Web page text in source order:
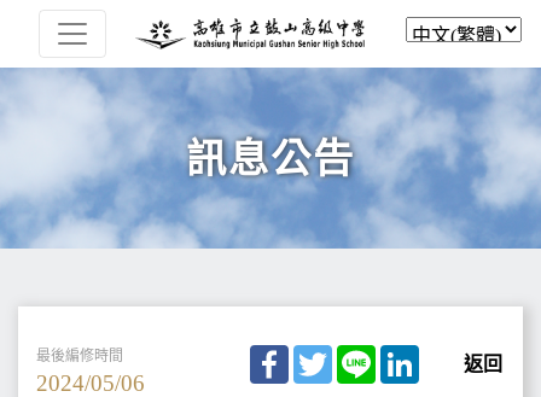
訊息公告
最後編修時間
2024/05/06
Facebook
TwitterLine LinkedIn
返回